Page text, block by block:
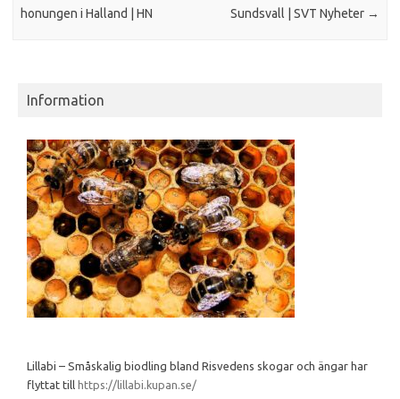
honungen i Halland | HN
Sundsvall | SVT Nyheter →
Information
Lillabi – Småskalig biodling bland Risvedens skogar och ängar har
flyttat till https://lillabi.kupan.se/